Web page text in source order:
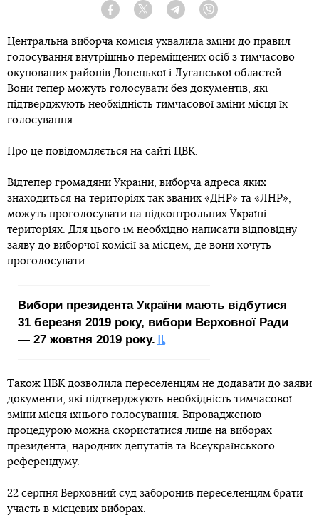
Facebook Twitter Telegram
Центральна виборча комісія ухвалила зміни до правил
голосування внутрішньо переміщених осіб з тимчасово
окупованих районів Донецької і Луганської областей.
Вони тепер можуть голосувати без документів, які
підтверджують необхідність тимчасової зміни місця їх
голосування.
Про це повідомляється на сайті ЦВК.
Відтепер громадяни України, виборча адреса яких
знаходиться на територіях так званих «ДНР» та «ЛНР»,
можуть проголосувати на підконтрольних Україні
територіях. Для цього їм необхідно написати відповідну
заяву до виборчої комісії за місцем, де вони хочуть
проголосувати.
Вибори президента України мають відбутися
31 березня 2019 року, вибори Верховної Ради
— 27 жовтня 2019 року.
Також ЦВК дозволила переселенцям не додавати до заяви
документи, які підтверджують необхідність тимчасової
зміни місця їхнього голосування. Впровадженою
процедурою можна скористатися лише на виборах
президента, народних депутатів та Всеукраїнського
референдуму.
22 серпня Верховний суд заборонив переселенцям брати
участь в місцевих виборах.